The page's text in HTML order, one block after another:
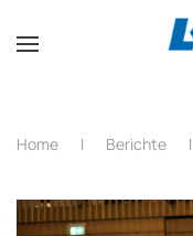
Zum
Home Berichte